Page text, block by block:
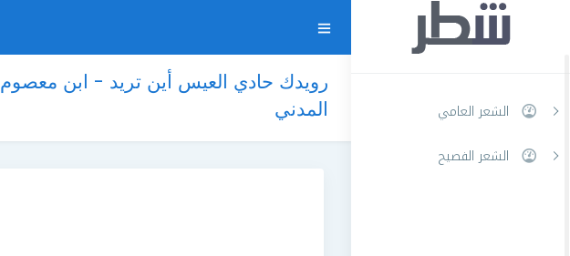
الشعر العامي
الشعر الفصيح
رويدك حادي العيس أين تريد - ابن معصوم
المدني